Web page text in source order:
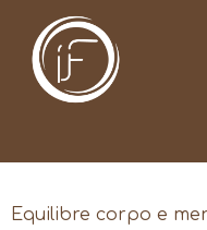
Equilibre corpo e